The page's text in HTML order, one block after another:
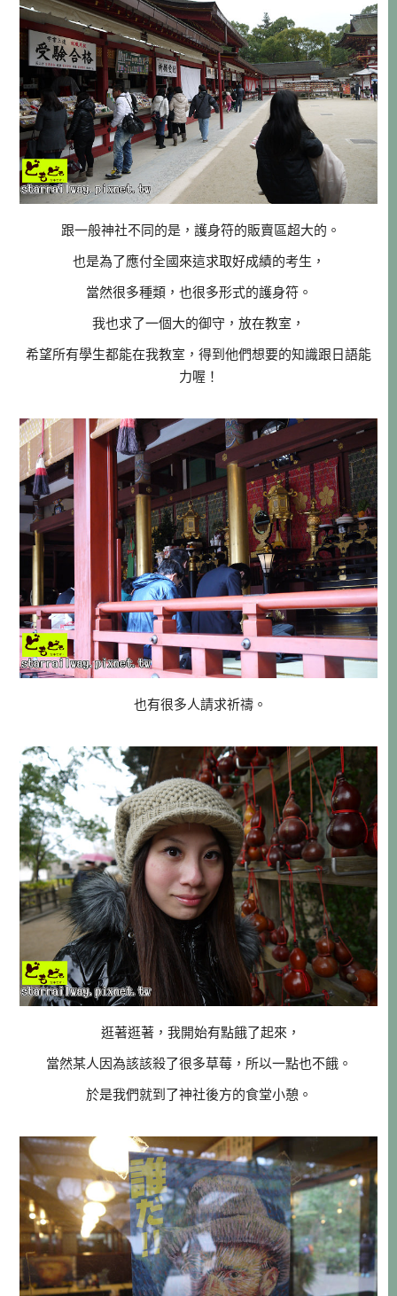
跟一般神社不同的是，護身符的販賣區超大的。
也是為了應付全國來這求取好成績的考生，
當然很多種類，也很多形式的護身符。
我也求了一個大的御守，放在教室，
希望所有學生都能在我教室，得到他們想要的知識跟日語能
力喔！
也有很多人請求祈禱。
逛著逛著，我開始有點餓了起來，
當然某人因為該該殺了很多草莓，所以一點也不餓。
於是我們就到了神社後方的食堂小憩。